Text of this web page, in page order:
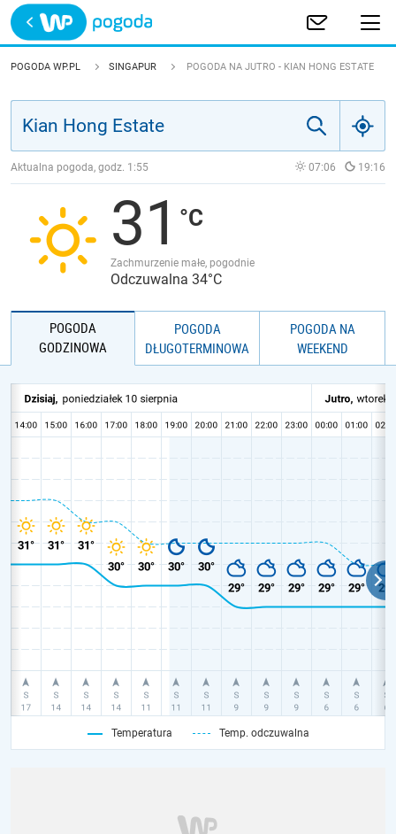
Trwa ładowanie
POLSKA
JAKOŚĆ POWIETRZA
POGODA WP.PL SINGAPUR POGODA NA JUTRO - KIAN HONG ESTATE
Aktualna pogoda, godz. 1:55 07:06 19:16
31
Zachmurzenie małe, pogodnie
Odczuwalna 34°C
POGODA
GODZINOWA
POGODA
DŁUGOTERMINOWA
POGODA NA
WEEKEND
Temperatura Temp. odczuwalna